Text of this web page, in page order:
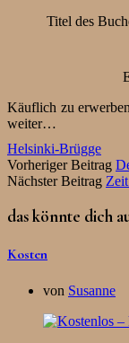
Titel des
Käuflich zu
weiter…
Helsinki-Brügge
Vorheriger Beitrag
Nächster Beitrag
das könnte dich
Kosten
von Susanne